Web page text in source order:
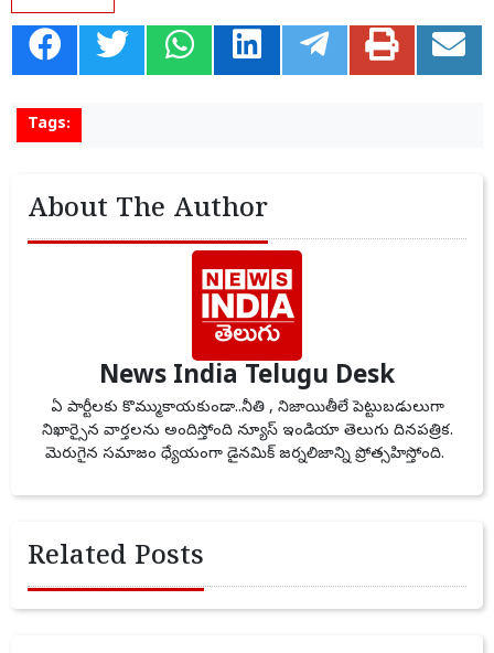
Tags:
About The Author
News India Telugu Desk
ఏ పార్టీలకు కొమ్ముకాయకుండా..నీతి , నిజాయితీలే పెట్టుబడులుగా
నిఖార్సైన వార్తలను అందిస్తోంది న్యూస్ ఇండియా తెలుగు దినపత్రిక.
మెరుగైన సమాజం ధ్యేయంగా డైనమిక్ జర్నలిజాన్ని ప్రోత్సహిస్తోంది.
Related Posts